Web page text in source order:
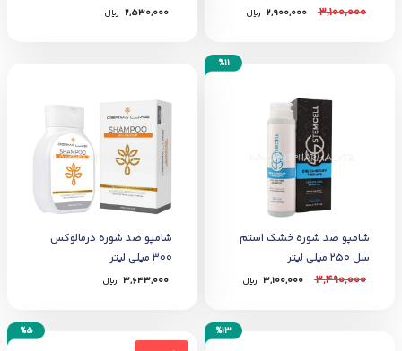
3,100,000
2,900,000 ﷼
میلی‌لیتر
2,530,000 ﷼
%11
شامپو ضد شوره خشک استم
سل 250 میلی لیتر
3,490,000
3,100,000 ﷼
شامپو ضد شوره درمالوکس
300 میلی‌ لیتر
3,643,000 ﷼
%13
%5